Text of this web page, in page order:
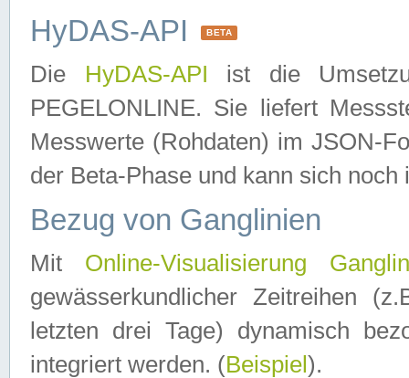
HyDAS-API BETA
Die HyDAS-API ist die
PEGELONLINE. Sie liefert
Messwerte (Rohdaten) im JSON-
der Beta-Phase und kann sich noch
Bezug von Ganglinien
Mit Online-Visualisierung
gewässerkundlicher Zeitreihen
letzten drei Tage) dynamisch
integriert werden. (Beispiel ).